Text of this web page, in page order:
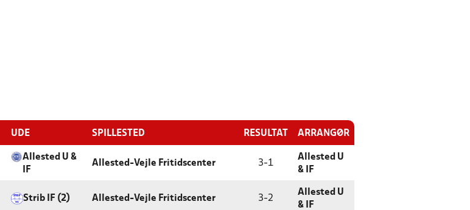
UDE SPILLESTED RESULTAT ARRANGØR
Allested U &
IF
Allested-Vejle Fritidscenter 3-1
Allested U
& IF
Strib IF (2) Allested-Vejle Fritidscenter 3-2
Allested U
& IF